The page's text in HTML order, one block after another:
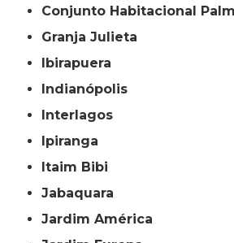
Conjunto Habitacional
Granja Julieta
Ibirapuera
Indianópolis
Interlagos
Ipiranga
Itaim Bibi
Jabaquara
Jardim América